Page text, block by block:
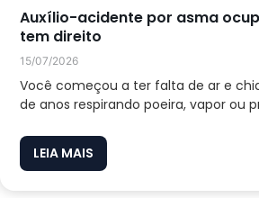
Auxílio-acidente por asma
tem direito
15/07/2026
Você começou a ter falta de ar e
de anos respirando poeira, vapor ou
LEIA MAIS